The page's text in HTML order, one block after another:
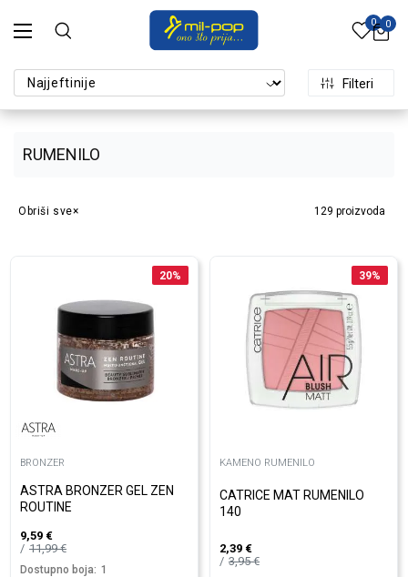
0 0
RUMENILO
Filteri
129 proizvoda
Obriši sve
20%
BRONZER
ASTRA BRONZER GEL ZEN
ROUTINE
9,59 €
11,99€
Dostupno boja: 1
39%
KAMENO RUMENILO
CATRICE MAT RUMENILO
140
2,39 €
3,95€